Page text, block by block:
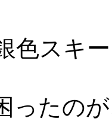
色スキ
ったの